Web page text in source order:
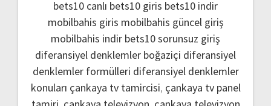
bets10 canlı bets10 giris bets10 indir
mobilbahis giris mobilbahis güncel giriş
mobilbahis indir bets10 sorunsuz giriş
diferansiyel denklemler boğaziçi diferansiyel
denklemler formülleri diferansiyel denklemler
konuları çankaya tv tamircisi, çankaya tv panel